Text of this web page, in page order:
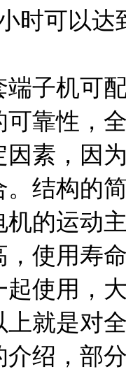
时可以
机可配
靠性，
因素，因
结构的
的运动
使用寿
使用，
是对全
绍，部